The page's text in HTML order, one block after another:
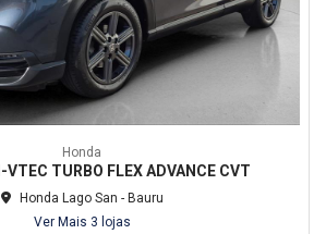
Honda
VTEC TURBO FLEX ADVANCE CVT
Honda Lago San - Bauru
Ver Mais 3 lojas